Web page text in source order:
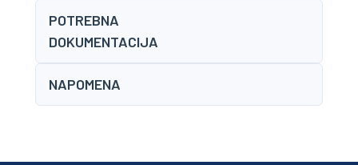
POTREBNA
DOKUMENTACIJA
NAPOMENA